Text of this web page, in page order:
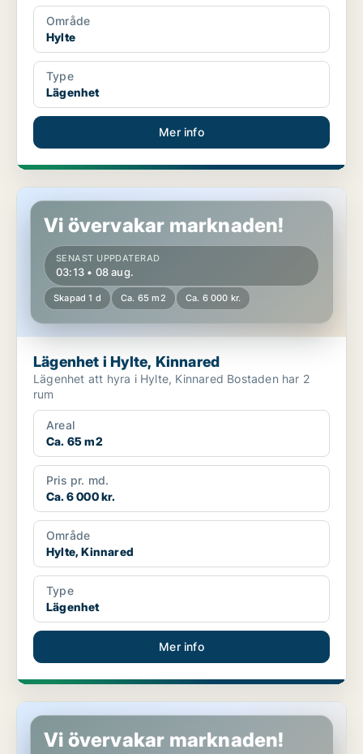
Område
Hylte
Type
Lägenhet
Mer info
Lägenhet i Hylte, Kinnared
Vi övervakar marknaden!
SENAST UPPDATERAD
03:13 • 08 aug.
Skapad 1 d Ca. 65 m2 Ca. 6 000 kr.
Lägenhet i Hylte, Kinnared
Lägenhet att hyra i Hylte, Kinnared Bostaden har 2
rum
Areal
Ca. 65 m2
Pris pr. md.
Ca. 6 000 kr.
Område
Hylte, Kinnared
Type
Lägenhet
Mer info
Lägenhet i Hylte, Unnaryd
Vi övervakar marknaden!